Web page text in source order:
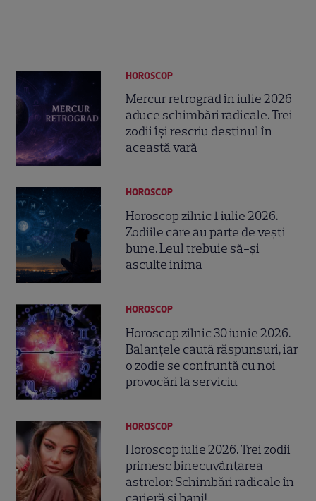
HOROSCOP
Mercur retrograd în iulie 2026
aduce schimbări radicale. Trei
zodii își rescriu destinul în
această vară
HOROSCOP
Horoscop zilnic 1 iulie 2026.
Zodiile care au parte de vești
bune. Leul trebuie să-și
asculte inima
HOROSCOP
Horoscop zilnic 30 iunie 2026.
Balanțele caută răspunsuri, iar
o zodie se confruntă cu noi
provocări la serviciu
HOROSCOP
Horoscop iulie 2026. Trei zodii
primesc binecuvântarea
astrelor: Schimbări radicale în